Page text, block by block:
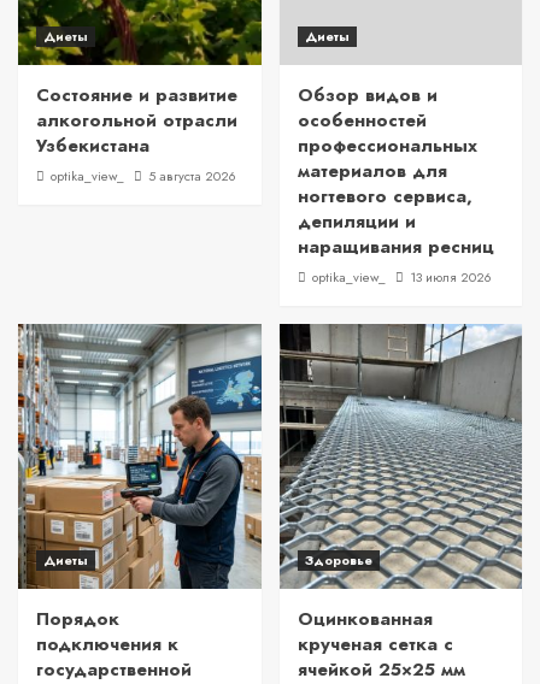
Диеты
Состояние и развитие
алкогольной отрасли
Узбекистана
optika_view_ 5 августа 2026
Диеты
Обзор видов и
особенностей
профессиональных
материалов для
ногтевого сервиса,
депиляции и
наращивания ресниц
optika_view_ 13 июля 2026
Диеты
Порядок
подключения к
государственной
Здоровье
Оцинкованная
крученая сетка с
ячейкой 25×25 мм